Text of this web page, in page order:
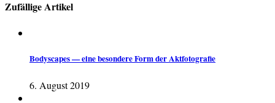
Zufällige Artikel
Bodyscapes — eine besondere Form der Aktfotografie
6. August 2019